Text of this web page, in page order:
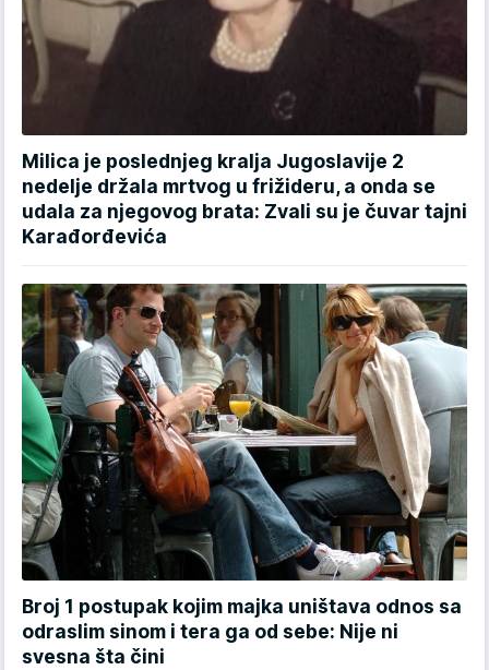
Milica je poslednjeg kralja Jugoslavije 2
nedelje držala mrtvog u frižideru, a onda se
udala za njegovog brata: Zvali su je čuvar tajni
Karađorđevića
Broj 1 postupak kojim majka uništava odnos sa
odraslim sinom i tera ga od sebe: Nije ni
svesna šta čini